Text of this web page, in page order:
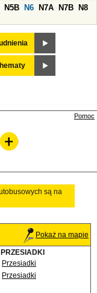
N5B N6 N7A N7B
N8
Pomoc
są na
Pokaż na mapie
PRZESIADKI
Przesiadki
Przesiadki